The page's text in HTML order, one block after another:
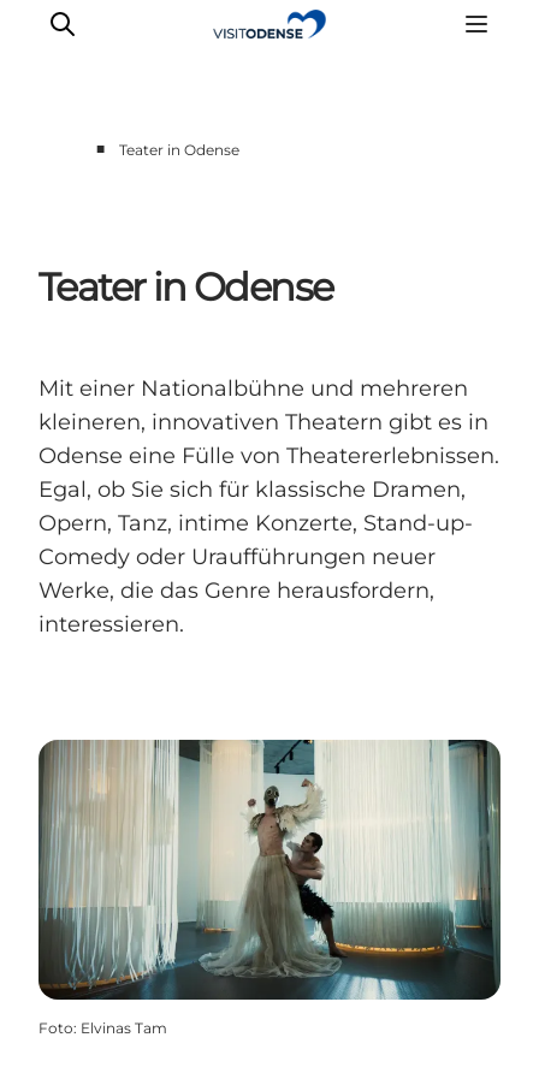
Reiseplanung
Inspiration
■ Teater in Odense
Teater in Odense
Mit einer Nationalbühne und mehreren
kleineren, innovativen Theatern gibt es in
Odense eine Fülle von Theatererlebnissen.
Egal, ob Sie sich für klassische Dramen,
Opern, Tanz, intime Konzerte, Stand-up-
Comedy oder Uraufführungen neuer
Werke, die das Genre herausfordern,
interessieren.
Foto: Elvinas Tam